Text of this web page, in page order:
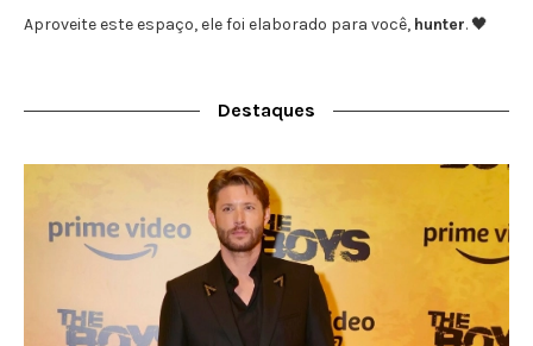
Aproveite este espaço, ele foi elaborado para você, hunter. 🖤
Destaques